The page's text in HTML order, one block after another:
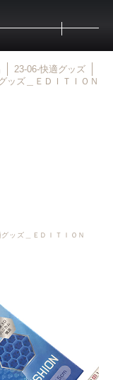
23-06-快適グッズ
ッズ＿ＥＤＩＴＩＯＮ
ッズ＿ＥＤＩＴＩＯＮ